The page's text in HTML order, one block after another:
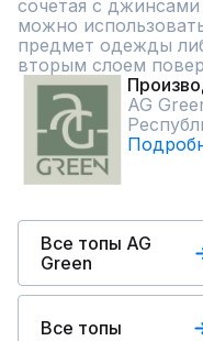
сочетая с
можно
предмет одежды
вторым слоем
AG
Все топы AG
Green
Все топы